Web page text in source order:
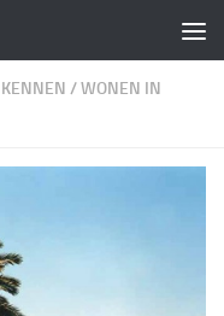
/WONEN IN